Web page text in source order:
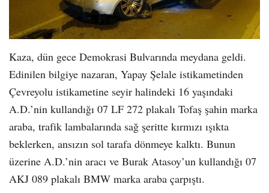
Kaza, dün gece Demokrasi Bulvarında meydana geldi.
Edinilen bilgiye nazaran, Yapay Şelale istikametinden
Çevreyolu istikametine seyir halindeki 16 yaşındaki
A.D.’nin kullandığı 07 LF 272 plakalı Tofaş şahin marka
araba, trafik lambalarında sağ şeritte kırmızı ışıkta
beklerken, ansızın sol tarafa dönmeye kalktı. Bunun
üzerine A.D.’nin aracı ve Burak Atasoy’un kullandığı 07
AKJ 089 plakalı BMW marka araba çarpıştı.